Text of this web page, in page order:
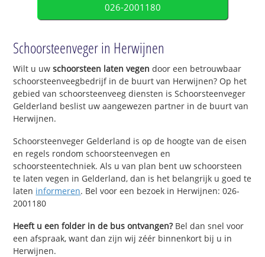
026-2001180
Schoorsteenveger in Herwijnen
Wilt u uwschoorsteen laten vegen door een betrouwbaar
schoorsteenveegbedrijf in de buurt van Herwijnen? Op het
gebied van schoorsteenveeg diensten is Schoorsteenveger
Gelderland beslist uw aangewezen partner in de buurt van
Herwijnen.
Schoorsteenveger Gelderland is op de hoogte van de eisen
en regels rondom schoorsteenvegen en
schoorsteentechniek. Als u van plan bent uw schoorsteen
te laten vegen in Gelderland, dan is het belangrijk u goed te
laten informeren. Bel voor een bezoek in Herwijnen: 026-
2001180
Heeft u een folder in de bus ontvangen?Bel dan snel voor
een afspraak, want dan zijn wij zéér binnenkort bij u in
Herwijnen.